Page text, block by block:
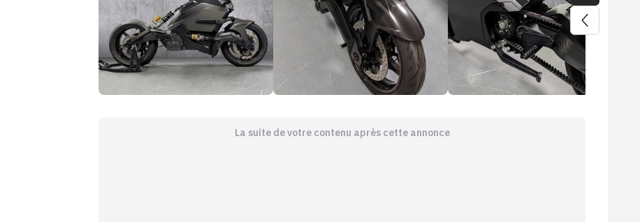
La suite de votre contenu après cette annonce